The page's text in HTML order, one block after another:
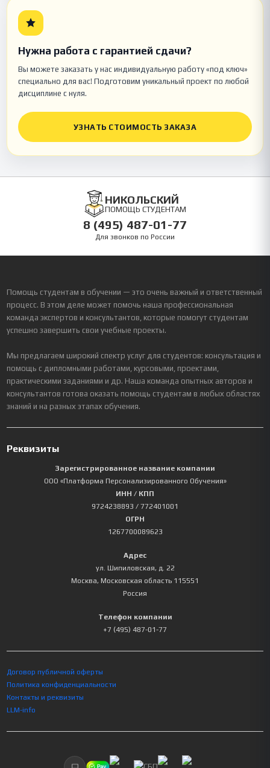
Нужна работа с гарантией сдачи?
Вы можете заказать у нас индивидуальную работу «под ключ»
специально для вас! Подготовим уникальный проект по любой
дисциплине с нуля.
УЗНАТЬ СТОИМОСТЬ ЗАКАЗА
НИКОЛЬСКИЙ
ПОМОЩЬ СТУДЕНТАМ
8 (495) 487-01-77
Для звонков по России
Помощь студентам в обучении — это очень важный и ответственный
процесс. В этом деле может помочь наша профессиональная
команда экспертов и консультантов, которые помогут студентам
успешно завершить свои учебные проекты.
Мы предлагаем широкий спектр услуг для студентов: консультация и
помощь с дипломными работами, курсовыми, проектами,
практическими заданиями и др. Наша команда опытных авторов и
консультантов готова оказать помощь студентам в любых областях
знаний и на разных этапах обучения.
Реквизиты
Зарегистрированное название компании
ООО «Платформа Персонализированного Обучения»
ИНН / КПП
9724238893 / 772401001
ОГРН
1267700089623
Адрес
ул. Шипиловская, д. 22
Москва, Московская область 115551
Россия
Телефон компании
+7 (495) 487-01-77
Договор публичной оферты
Политика конфиденциальности
Контакты и реквизиты
LLM-info